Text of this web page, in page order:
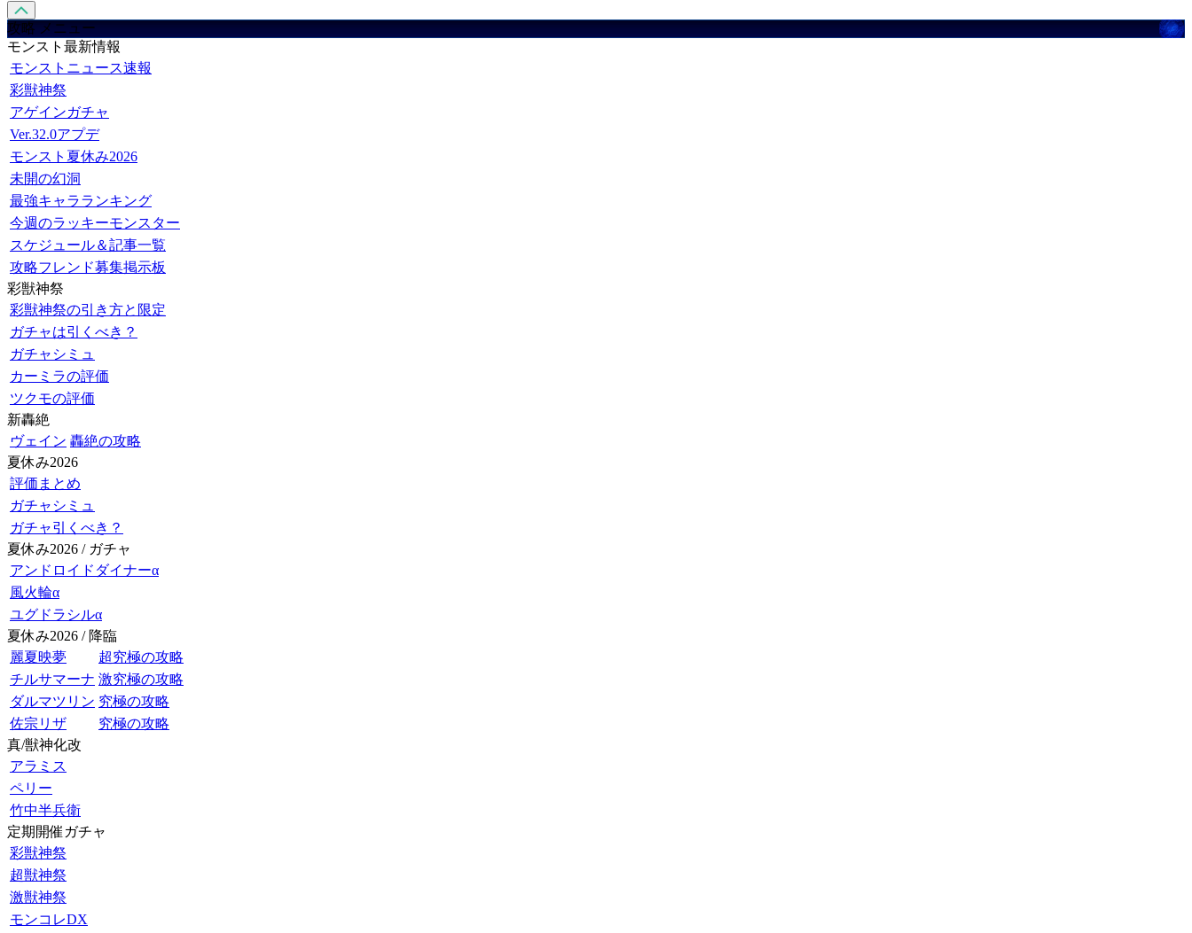
攻略 メニュー
モンスト最新情報
モンストニュース速報
彩獣神祭
アゲインガチャ
Ver.32.0アプデ
モンスト夏休み2026
未開の幻洞
最強キャラランキング
今週のラッキーモンスター
スケジュール＆記事一覧
攻略フレンド募集掲示板
彩獣神祭
彩獣神祭の引き方と限定
ガチャは引くべき？
ガチャシミュ
カーミラの評価
ツクモの評価
新轟絶
ヴェイン 轟絶の攻略
夏休み2026
評価まとめ
ガチャシミュ
ガチャ引くべき？
夏休み2026 / ガチャ
アンドロイドダイナーα
風火輪α
ユグドラシルα
夏休み2026 / 降臨
麗夏映夢
超究極の攻略
チルサマーナ 激究極の攻略
ダルマツリン 究極の攻略
佐宗リザ
究極の攻略
真/獣神化改
アラミス
ペリー
竹中半兵衛
定期開催ガチャ
彩獣神祭
超獣神祭
激獣神祭
モンコレDX